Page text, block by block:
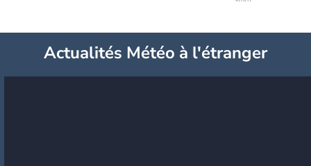
Actualités Météo à l'étranger